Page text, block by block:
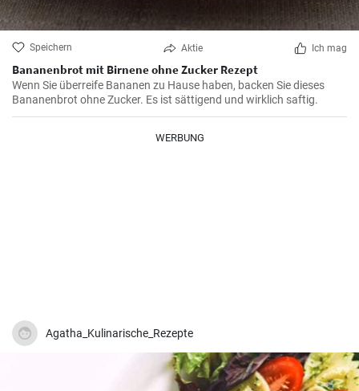
Speichern Aktie Ich mag
Bananenbrot mit Birnene ohne Zucker Rezept
Wenn Sie überreife Bananen zu Hause haben, backen Sie dieses
Bananenbrot ohne Zucker. Es ist sättigend und wirklich saftig.
WERBUNG
Agatha_Kulinarische_Rezepte